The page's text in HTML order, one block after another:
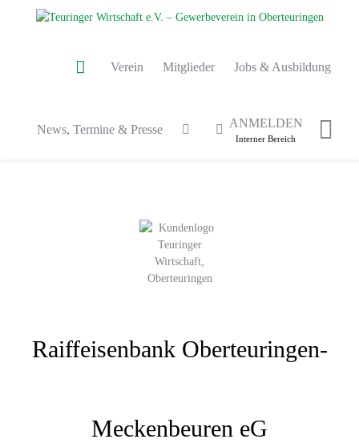
Verein Mitglieder Jobs & Ausbildung
News, Termine & Presse ANMELDEN
Interner Bereich
Raiffeisenbank Oberteuringen-
Meckenbeuren eG